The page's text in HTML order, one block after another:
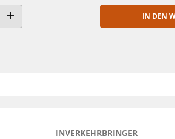
ANZAHL ERHÖHEN
IN DEN
INVERKEHRBRINGER